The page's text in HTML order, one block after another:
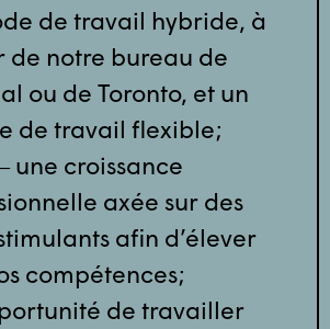
de travail hybride, à
de notre bureau de
ou de Toronto, et un
de travail flexible;
une croissance
axée sur des
afin d’élever
compétences;
de travailler